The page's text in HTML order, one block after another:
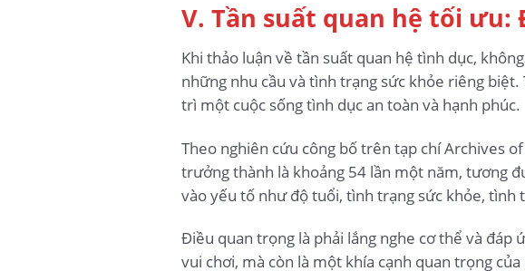
V. Tần suất quan hệ tối
Khi thảo luận về tần suất quan hệ tình dục,
những nhu cầu và tình trạng sức khỏe riêng
trì một cuộc sống tình dục an toàn và hạnh phúc.
Theo nghiên cứu công bố trên tạp chí Archives
trưởng thành là khoảng 54 lần một năm, tương
vào yếu tố như độ tuổi, tình trạng sức khỏe,
Điều quan trọng là phải lắng nghe cơ thể và đáp
vui chơi, mà còn là một khía cạnh quan trọng